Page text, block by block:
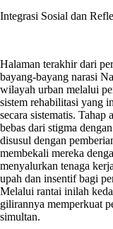
Integrasi Sosial dan
Halaman terakhir dari
bayang-bayang narasi
wilayah urban melalui
sistem rehabilitasi yang
secara sistematis.
bebas dari stigma
disusul dengan
membekali mereka
menyalurkan tenaga
upah dan insentif bagi
Melalui rantai inilah
gilirannya memperkuat
simultan.